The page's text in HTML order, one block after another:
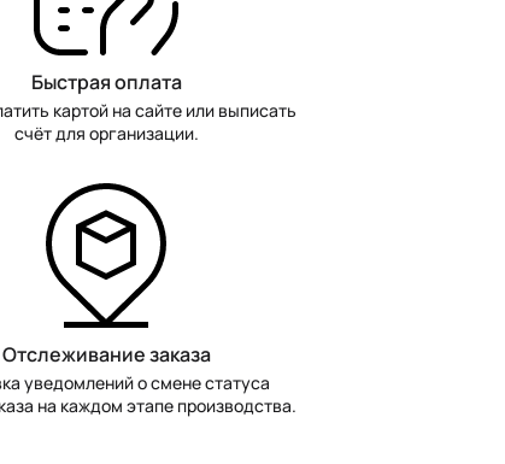
Быстрая оплата
картой на сайте или выписать
счёт для организации.
Отслеживание заказа
уведомлений о смене статуса
на каждом этапе производства.